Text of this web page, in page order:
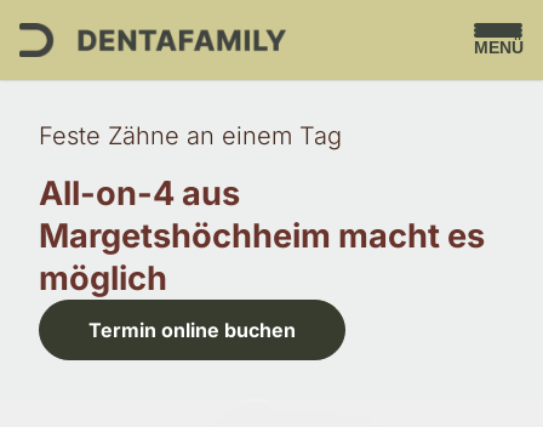
MENÜ
Feste Zähne an einem Tag
All-on-4 aus
Margetshöchheim macht es
möglich
Termin online buchen